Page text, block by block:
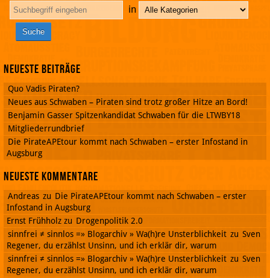
in
Neueste Beiträge
Quo Vadis Piraten?
Neues aus Schwaben – Piraten sind trotz großer Hitze an Bord!
Benjamin Gasser Spitzenkandidat Schwaben für die LTWBY18
Mitgliederrundbrief
Die PirateAPEtour kommt nach Schwaben – erster Infostand in
Augsburg
Neueste Kommentare
Andreas zu Die PirateAPEtour kommt nach Schwaben – erster
Infostand in Augsburg
Ernst Frühholz zu Drogenpolitik 2.0
sinnfrei ≠ sinnlos =» Blogarchiv » Wa(h)re Unsterblichkeit zu Sven
Regener, du erzählst Unsinn, und ich erklär dir, warum
sinnfrei ≠ sinnlos =» Blogarchiv » Wa(h)re Unsterblichkeit zu Sven
Regener, du erzählst Unsinn, und ich erklär dir, warum